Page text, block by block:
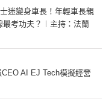
迷變身車長！年輕車長親
考功夫？︱主持：法蘭
CEO AI EJ Tech模擬經營